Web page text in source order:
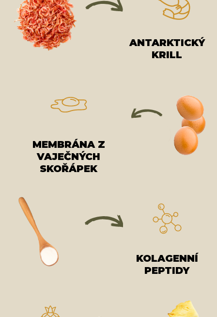
ANTARKTICKÝ
KRILL
MEMBRÁNA Z
VAJEČNÝCH
SKOŘÁPEK
KOLAGENNÍ
PEPTIDY